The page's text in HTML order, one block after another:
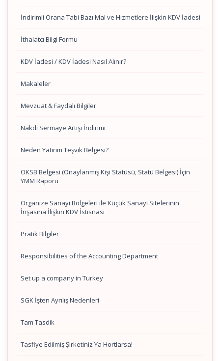
İndirimli Orana Tabi Bazı Mal ve Hizmetlere İlişkin KDV İadesi
İthalatçı Bilgi Formu
KDV İadesi / KDV İadesi Nasıl Alınır?
Makaleler
Mevzuat & Faydalı Bilgiler
Nakdi Sermaye Artışı İndirimi
Neden Yatırım Teşvik Belgesi?
OKSB Belgesi (Onaylanmış Kişi Statüsü, Statü Belgesi) İçin
YMM Raporu
Organize Sanayi Bölgeleri ile Küçük Sanayi Sitelerinin
İnşasına İlişkin KDV İstisnası
Pratik Bilgiler
Responsibilities of the Accounting Department
Set up a company in Turkey
SGK İşten Ayrılış Nedenleri
Tam Tasdik
Tasfiye Edilmiş Şirketiniz Ya Hortlarsa!